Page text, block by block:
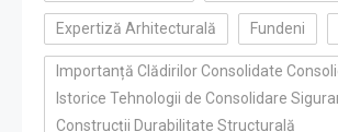
Expertiză Arhitecturală Fundeni
Importanță Clădirilor Consolidate
Istorice Tehnologii de Consolidare
Construcții Durabilitate Structurală